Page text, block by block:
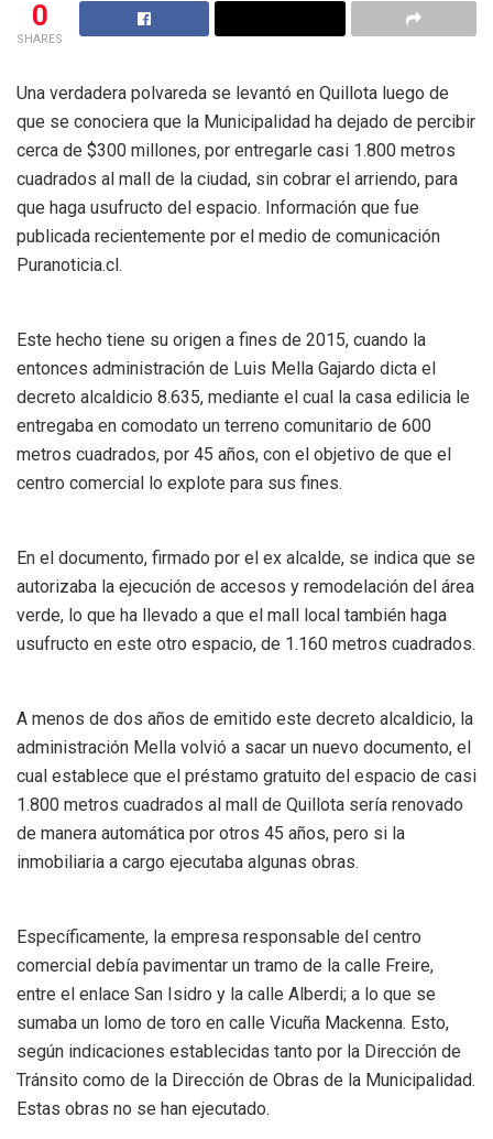
0
SHARES
Una verdadera polvareda se levantó en Quillota luego de
que se conociera que la Municipalidad ha dejado de percibir
cerca de $300 millones, por entregarle casi 1.800 metros
cuadrados al mall de la ciudad, sin cobrar el arriendo, para
que haga usufructo del espacio. Información que fue
publicada recientemente por el medio de comunicación
Puranoticia.cl.
Este hecho tiene su origen a fines de 2015, cuando la
entonces administración de Luis Mella Gajardo dicta el
decreto alcaldicio 8.635, mediante el cual la casa edilicia le
entregaba en comodato un terreno comunitario de 600
metros cuadrados, por 45 años, con el objetivo de que el
centro comercial lo explote para sus fines.
En el documento, firmado por el ex alcalde, se indica que se
autorizaba la ejecución de accesos y remodelación del área
verde, lo que ha llevado a que el mall local también haga
usufructo en este otro espacio, de 1.160 metros cuadrados.
A menos de dos años de emitido este decreto alcaldicio, la
administración Mella volvió a sacar un nuevo documento, el
cual establece que el préstamo gratuito del espacio de casi
1.800 metros cuadrados al mall de Quillota sería renovado
de manera automática por otros 45 años, pero si la
inmobiliaria a cargo ejecutaba algunas obras.
Específicamente, la empresa responsable del centro
comercial debía pavimentar un tramo de la calle Freire,
entre el enlace San Isidro y la calle Alberdi; a lo que se
sumaba un lomo de toro en calle Vicuña Mackenna. Esto,
según indicaciones establecidas tanto por la Dirección de
Tránsito como de la Dirección de Obras de la Municipalidad.
Estas obras no se han ejecutado.